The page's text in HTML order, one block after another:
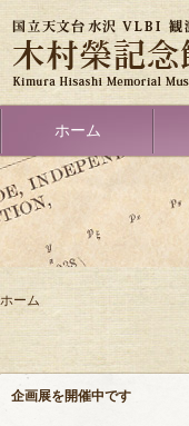
イ
ツ
に
移
link
ホーム
パ
く
ず
ホーム
企画展を開催中です